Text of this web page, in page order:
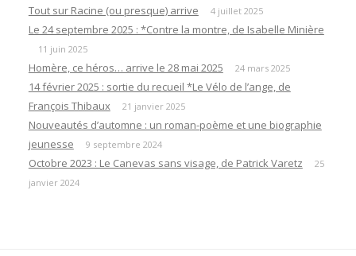
Tout sur Racine (ou presque) arrive 4 juillet 2025
Le 24 septembre 2025 : *Contre la montre, de Isabelle Minière
11 juin 2025
Homère, ce héros… arrive le 28 mai 2025 24 mars 2025
14 février 2025 : sortie du recueil *Le Vélo de l’ange, de
François Thibaux
21 janvier 2025
Nouveautés d’automne : un roman-poème et une biographie
jeunesse
9 septembre 2024
Octobre 2023 : Le Canevas sans visage, de Patrick Varetz
25
janvier 2024